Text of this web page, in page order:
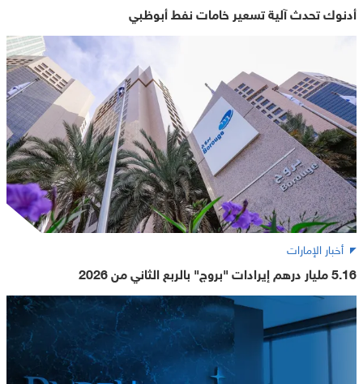
أدنوك تحدث آلية تسعير خامات نفط أبوظبي
أخبار الإمارات
5.16 مليار درهم إيرادات "بروج" بالربع الثاني من 2026